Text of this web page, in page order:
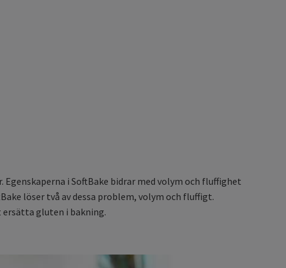
i SoftBake bidrar med volym och fluffighet
löser två av dessa problem, volym och fluffigt.
gluten i bakning.